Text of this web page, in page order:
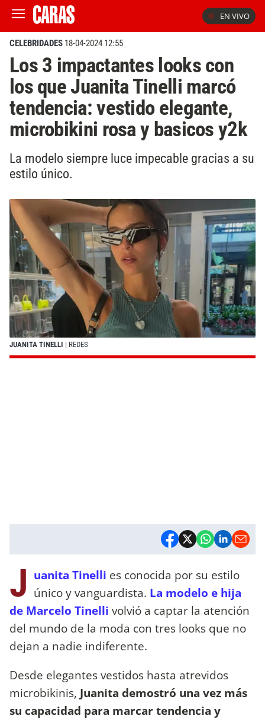
EN VIVO
CELEBRIDADES 18-04-2024 12:55
Los 3 impactantes looks con
los que Juanita Tinelli marcó
tendencia: vestido elegante,
microbikini rosa y basicos y2k
La modelo siempre luce impecable gracias a su
estilo único.
JUANITA TINELLI | REDES
J uanita Tinelli es conocida por su estilo
único y vanguardista. La modelo e hija
de Marcelo Tinelli volvió a captar la atención
del mundo de la moda con tres looks que no
dejan a nadie indiferente.
Desde elegantes vestidos hasta atrevidos
microbikinis, Juanita demostró una vez más
su capacidad para marcar tendencia y